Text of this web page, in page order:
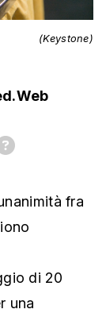
(Keystone)
fra
di 20
una